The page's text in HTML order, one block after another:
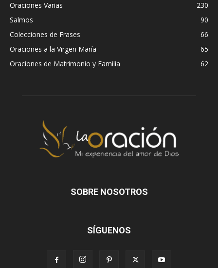
Oraciones Varias
230
Salmos
90
Colecciones de Frases
66
Oraciones a la Virgen María
65
Oraciones de Matrimonio y Familia
62
SOBRE NOSOTROS
SÍGUENOS